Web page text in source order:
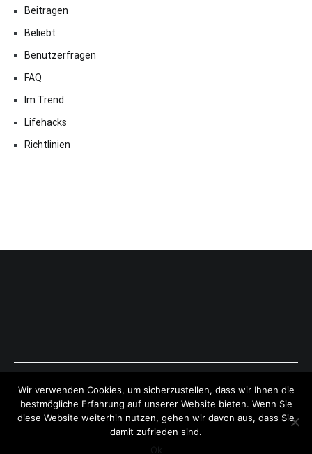
Beitragen
Beliebt
Benutzerfragen
FAQ
Im Trend
Lifehacks
Richtlinien
Copyright © 2026ExpressAntworten.com. All rights reserved.
Theme:Cenote by ThemeGrill. Powered byWordPress .
Wir verwenden Cookies, um sicherzustellen, dass wir Ihnen die
bestmögliche Erfahrung auf unserer Website bieten. Wenn Sie
diese Website weiterhin nutzen, gehen wir davon aus, dass Sie
damit zufrieden sind.
Ok